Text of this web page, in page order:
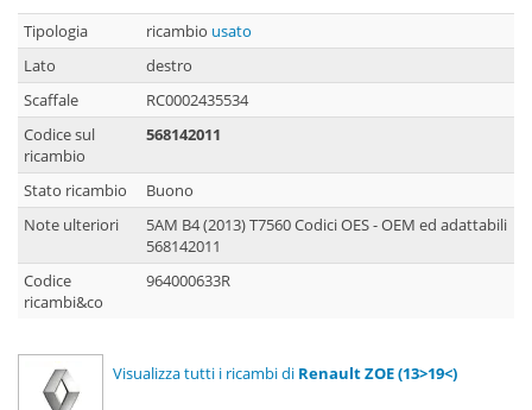
Tipologia ricambio usato
Lato
destro
Scaffale
RC0002435534
Codice sul
ricambio
568142011
Stato ricambio
Buono
Note ulteriori
5AM B4 (2013) T7560 Codici OES - OEM ed adattabili
568142011
Codice
ricambi&co
964000633R
Visualizza tutti i ricambi di Renault ZOE (13>19<)